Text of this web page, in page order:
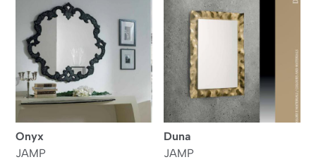
Onyx
JAMP
Duna
JAMP